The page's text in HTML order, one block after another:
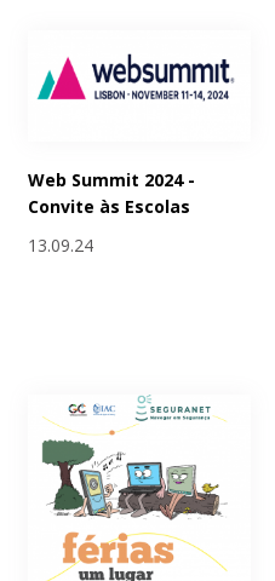
Web Summit 2024 -
Convite às Escolas
13.09.24